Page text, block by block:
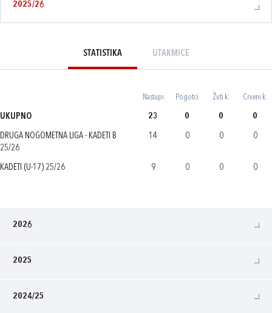
2025/26
STATISTIKA UTAKMICE
Nastupi Pogotci Žuti k. Crveni k.
UKUPNO 23 0 0 0
DRUGA NOGOMETNA LIGA - KADETI B
25/26
14 0 0 0
KADETI (U-17) 25/26 9 0 0 0
2026
2025
2024/25